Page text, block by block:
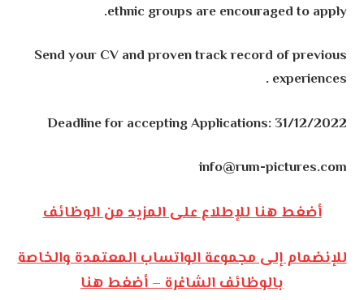
ethnic groups are encouraged to apply.
Send your CV and proven track record of previous
experiences .
Deadline for accepting Applications: 31/12/2022
info@rum-pictures.com
أضغط هنا للإطلاع على المزيد من الوظائف
للإنضمام إلى مجموعة الواتساب المعتمدة والخاصة
بالوظائف الشاغرة – أضغط هنا